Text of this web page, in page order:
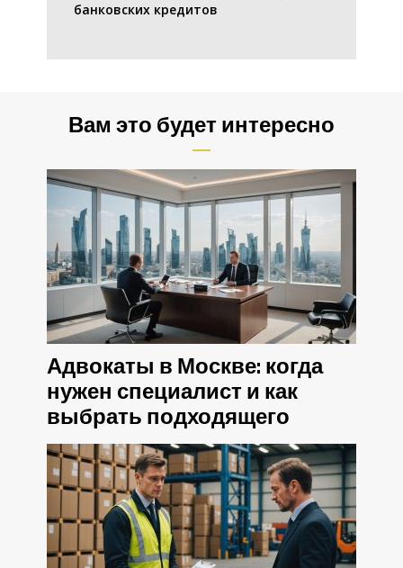
банковских кредитов
Вам это будет интересно
Адвокаты в Москве: когда
нужен специалист и как
выбрать подходящего